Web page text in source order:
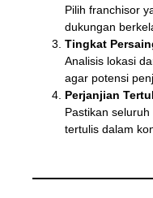
Pilih franchisor
dukungan
Tingkat
Analisis lokasi
agar potensi
Perjanjian
Pastikan
tertulis dalam